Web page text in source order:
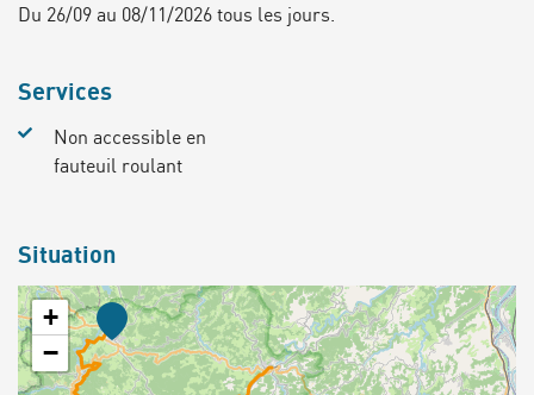
Du 26/09 au 08/11/2026 tous les jours.
Services
Non accessible en
fauteuil roulant
Situation
+
−